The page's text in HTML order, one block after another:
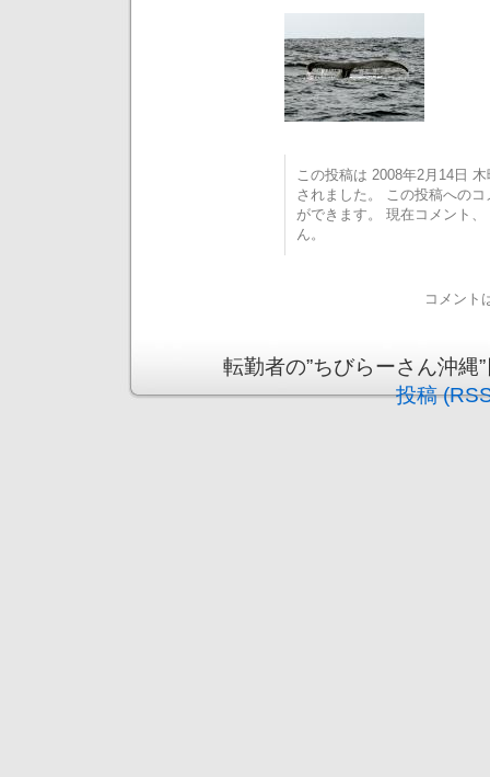
この投稿は 2008年2月14日
されました。 この投稿への
ができます。 現在コメント
ん。
コメント
転勤者の”ちびらーさん沖
投稿